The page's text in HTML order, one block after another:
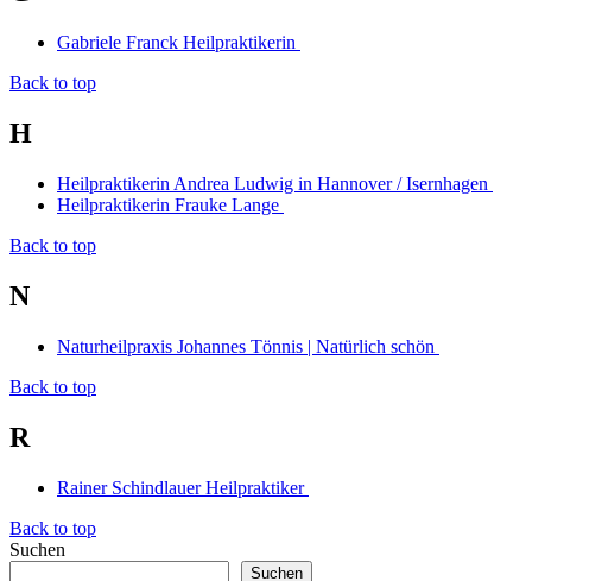
Gabriele Franck Heilpraktikerin
Back to top
H
Heilpraktikerin Andrea Ludwig in Hannover / Isernhagen
Heilpraktikerin Frauke Lange
Back to top
N
Naturheilpraxis Johannes Tönnis | Natürlich schön
Back to top
R
Rainer Schindlauer Heilpraktiker
Back to top
Suchen
Suchen